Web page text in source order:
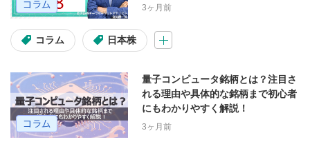
3ヶ月前
コラム 日本株
量子コンピュータ銘柄とは？注目さ
れる理由や具体的な銘柄まで初心者
にもわかりやすく解説！
3ヶ月前